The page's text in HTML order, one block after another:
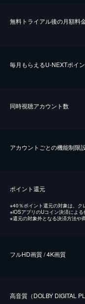
無料トライアル後の⽉額料
毎⽉もらえるU-NEXTポイン
同時視聴アカウント数
アカウントごとの機能制限
ポイント還元
※40％ポイント還元の対象は、ク
※iOSアプリのUコイン決済によ
※還元の対象外となる決済方法や
フルHD画質 / 4K画質
⾼⾳質（DOLBY DIGITAL